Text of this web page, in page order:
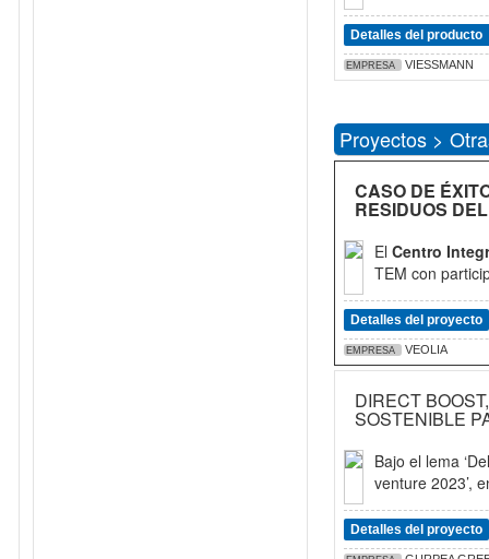
Detalles del producto
EMPRESA VIESSMANN
Proyectos >
CASO DE
RESIDUOS
El Centro
TEM con
Detalles del proyecto
EMPRESA VEOLIA
DIRECT
SOSTENIBLE
Bajo el lema
venture 2023’,
Detalles del proyecto